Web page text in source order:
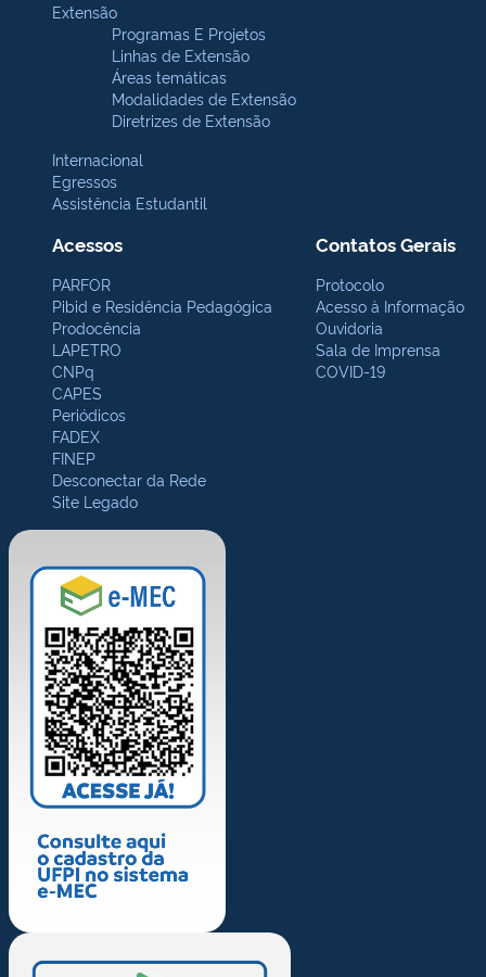
Extensão
Programas E Projetos
Linhas de Extensão
Áreas temáticas
Modalidades de Extensão
Diretrizes de Extensão
Internacional
Egressos
Assistência Estudantil
Acessos
PARFOR
Pibid e Residência Pedagógica
Prodocência
LAPETRO
CNPq
CAPES
Periódicos
FADEX
FINEP
Desconectar da Rede
Site Legado
Contatos Gerais
Protocolo
Acesso à Informação
Ouvidoria
Sala de Imprensa
COVID-19